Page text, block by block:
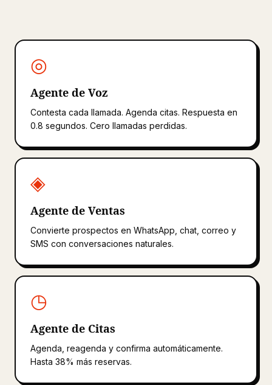
◎
Agente de Voz
Contesta cada llamada. Agenda citas. Respuesta en
0.8 segundos. Cero llamadas perdidas.
◈
Agente de Ventas
Convierte prospectos en WhatsApp, chat, correo y
SMS con conversaciones naturales.
◷
Agente de Citas
Agenda, reagenda y confirma automáticamente.
Hasta 38% más reservas.